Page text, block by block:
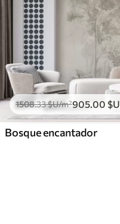
1508.33$U/m²905.00 $U
Bosque encantador